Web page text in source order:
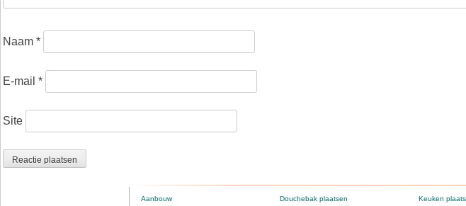
Naam *
E-mail *
Site
Aanbouw Douchebak plaatsen Keuken